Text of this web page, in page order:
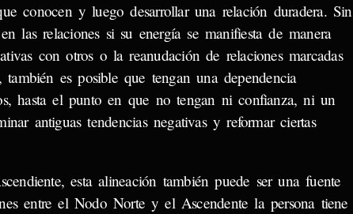
conocen y luego desarrollar una relación duradera. Sin
las relaciones si su energía se manifiesta de manera
con otros o la reanudación de relaciones marcadas
es posible que tengan una dependencia
hasta el punto en que no tengan ni confianza, ni un
antiguas tendencias negativas y reformar ciertas
esta alineación también puede ser una fuente
entre el Nodo Norte y el Ascendente la persona tiene